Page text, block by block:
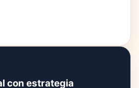
con estrategia